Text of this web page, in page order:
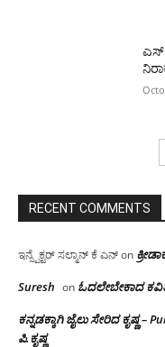
ಎಸ್
RECENT COMMENTS
ಇನ್ಸ್ಪೆಕ್ಟರ್ ಸಲ್ಮಾನ್ ಕೆ ಎನ್on
Suresh on ಓದಲೇಬೇಕಾದ‌
ಕನ್ನಡಕ್ಕಾಗಿ ಜೈಲು ಸೇರಿದ ಕೃಷ್ಣ –
ಪಿ.ಕೃಷ್ಣ